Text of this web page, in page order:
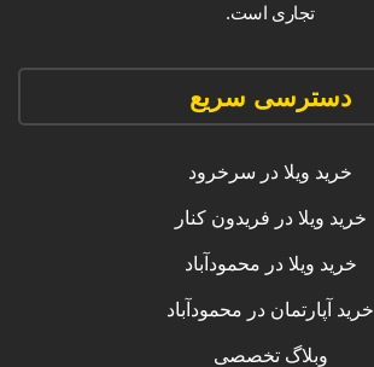
تجاری است.
دسترسی سریع
خرید ویلا در سرخرود
خرید ویلا در فریدون کنار
خرید ویلا در محمودآباد
خرید آپارتمان در محمودآباد
وبلاگ تخصصی